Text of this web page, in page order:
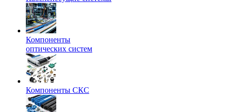
Компоненты
оптических систем
Компоненты СКС